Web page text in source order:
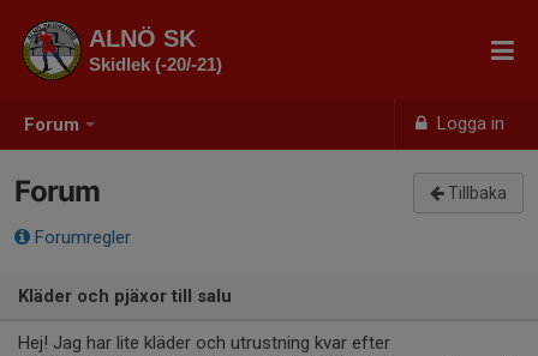
Forum Logga in
ALNÖ SK
Skidlek (-20/-21)
Forum Tillbaka
Forumregler
Kläder och pjäxor till salu
Hej! Jag har lite kläder och utrustning kvar efter